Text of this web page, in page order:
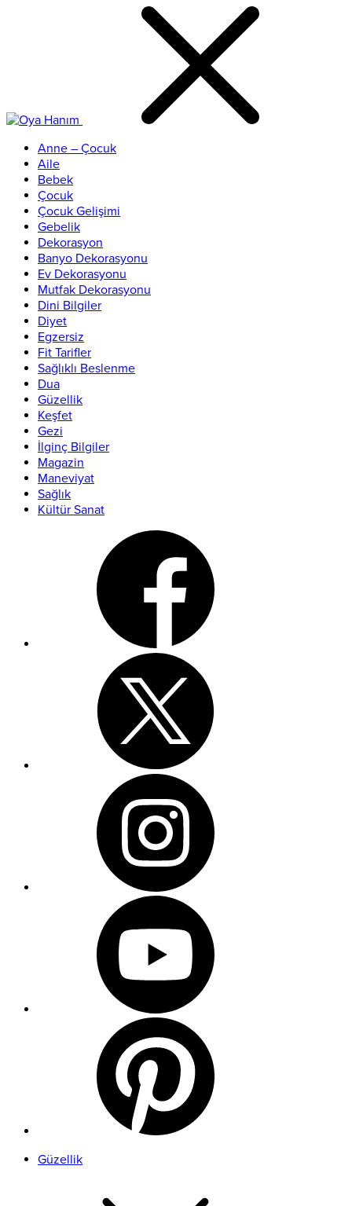
Anne – Çocuk
Aile
Bebek
Çocuk
Çocuk Gelişimi
Gebelik
Dekorasyon
Banyo Dekorasyonu
Ev Dekorasyonu
Mutfak Dekorasyonu
Dini Bilgiler
Diyet
Egzersiz
Fit Tarifler
Sağlıklı Beslenme
Dua
Güzellik
Keşfet
Gezi
İlginç Bilgiler
Magazin
Maneviyat
Sağlık
Kültür Sanat
Güzellik